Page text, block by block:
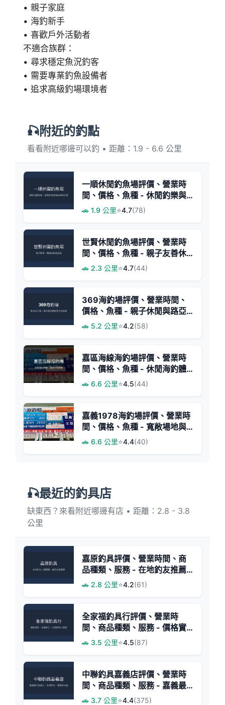
• 親子家庭
• 海釣新手
• 喜歡戶外活動者
不適合族群：
• 尋求穩定魚況釣客
• 需要專業釣魚設備者
• 追求高級釣場環境者
🎣附近的釣點
看看附近哪邊可以釣 • 距離：1.9 - 6.6 公里
一順休閒釣魚場評價、營業時
間、價格、魚種 - 休閒釣樂與
鮮美魚料理
🚗 1.9 公里⭐4.7(78)
世賢休閒釣魚場評價、營業時
間、價格、魚種 - 親子友善休
閒釣池
🚗 2.3 公里⭐4.7(44)
369海釣場評價、營業時間、
價格、魚種 - 親子休閒與路亞
大物體驗
🚗 5.2 公里⭐4.2(58)
嘉區海線海釣場評價、營業時
間、價格、魚種 - 休閒海釣體
🚗 6.6 公里⭐4.5(44)
嘉義1978海釣場評價、營業時
間、價格、魚種 - 寬敞場地與
豐富魚種體驗
🚗 6.6 公里⭐4.4(40)
🎣最近的釣具店
缺東西？來看附近哪邊有店 • 距離：2.8 - 3.8
公里
嘉原釣具評價、營業時間、商
品種類、服務 - 在地釣友推薦
的釣具店
🚗 2.8 公里⭐4.2(61)
全家福釣具行評價、營業時
間、商品種類、服務 - 價格實
惠與親切服務
🚗 3.5 公里⭐4.5(87)
中聯釣具嘉義店評價、營業時
間、商品種類、服務 - 嘉義最
大釣具專賣
🚗 3.7 公里⭐4.4(375)